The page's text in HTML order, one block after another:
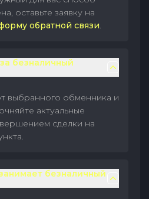
оставьте заявку на
обратной связи.
безналичный
выбранного обменника и
актуальные
сделки на
безналичный